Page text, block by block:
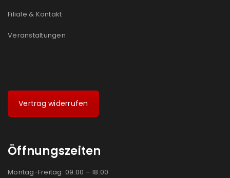
Filiale & Kontakt
Veranstaltungen
Vertrag widerrufen
Öffnungszeiten
Montag-Freitag: 09:00 – 18:00